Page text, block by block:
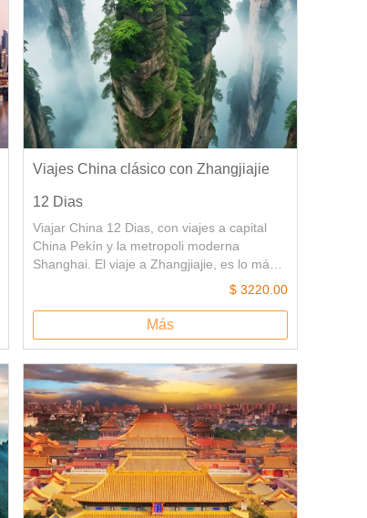
Viajes China clásico con Zhangjiajie
12 Dias
Viajar China 12 Dias, con viajes a capital
China Pekín y la metropoli moderna
Shanghai. El viaje a Zhangjiajie, es lo más
destacado de este viaje. Zhangjiajie posee
sorprendente forma de relieve forestal y el
magnífico paisaje kárstico de Wulingyuan,
de la ¨Montaña Aleluya¨.
$ 3220.00
Más